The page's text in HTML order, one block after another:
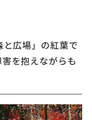
と広場」の紅葉で
を抱えながらも